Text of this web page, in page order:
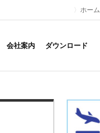
ホーム
会社案内 ダウンロード